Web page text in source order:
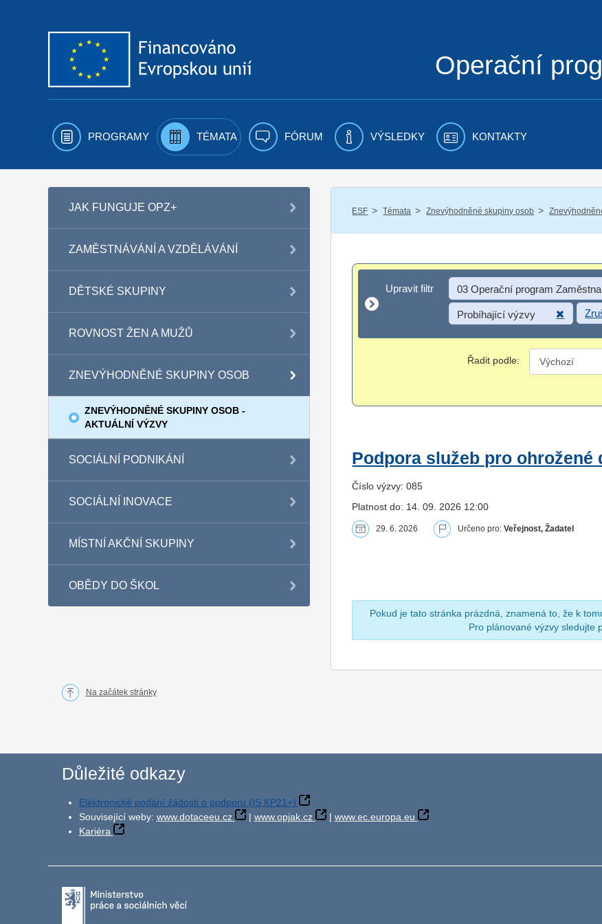
Operační
PROGRAMY TÉMATA FÓRUM VÝSLEDKY KONTAKTY
JAK FUNGUJE OPZ+
ZAMĚSTNÁVÁNÍ A VZDĚLÁVÁNÍ
DĚTSKÉ SKUPINY
ROVNOST ŽEN A MUŽŮ
ZNEVÝHODNĚNÉ SKUPINY OSOB
ZNEVÝHODNĚNÉ SKUPINY OSOB -
AKTUÁLNÍ VÝZVY
SOCIÁLNÍ PODNIKÁNÍ
SOCIÁLNÍ INOVACE
MÍSTNÍ AKČNÍ SKUPINY
OBĚDY DO ŠKOL
ESF / Témata / Znevýhodněné skupiny osob /
Upravit filtr
Upravit filtr 03 Operační program
Probíhající výzvy
Řadit podle:
Podpora služeb pro ohrožené
Číslo výzvy: 085
Platnost do: 14. 09. 2026 12:00
29. 6. 2026 Určeno pro:Veřejnost, Žadatel
Pokud je tato stránka prázdná, znamená to, že k
Pro plánované výzvy sledujte
Na začátek stránky
Důležité odkazy
Elektronické podání žádosti o podporu (IS KP21+)
Související weby: www.dotaceeu.cz | www.opjak.cz | www.ec.europa.eu
Kariéra